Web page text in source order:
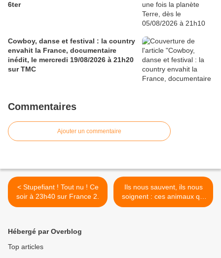
6ter
Cowboy, danse et festival : la country
envahit la France, documentaire
inédit, le mercredi 19/08/2026 à 21h20
sur TMC
Commentaires
Ajouter un commentaire
< Stupefiant ! Tout nu ! Ce
soir à 23h40 sur France 2.
Ils nous sauvent, ils nous
soignent : ces animaux qui
nous font du bien ! Ce soir
Hébergé par Overblog
Top articles